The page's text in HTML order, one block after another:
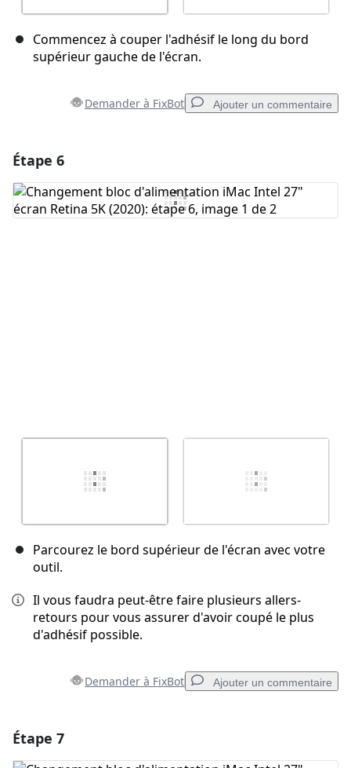
Commencez à couper l'adhésif le long du bord
supérieur gauche de l'écran.
Demander à FixBot Ajouter un commentaire
Ajouter un commentaire
Étape 6
Parcourez le bord supérieur de l'écran avec votre
outil.
Il vous faudra peut-être faire plusieurs allers-
retours pour vous assurer d'avoir coupé le plus
d'adhésif possible.
Demander à FixBot Ajouter un commentaire
Étape 7